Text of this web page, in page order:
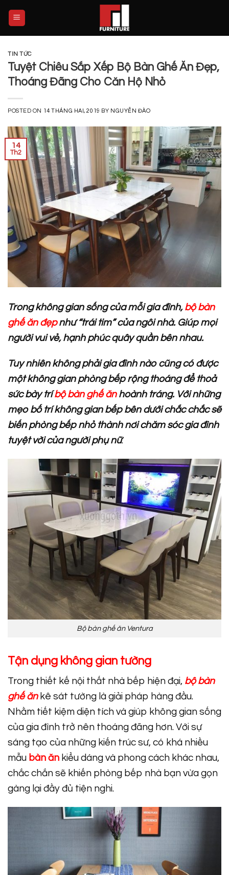
TIN TỨC
Tuyệt Chiêu Sắp Xếp Bộ Bàn Ghế Ăn Đẹp,
Thoáng Đãng Cho Căn Hộ Nhỏ
POSTED ON 14 THÁNG HAI, 2019 BY NGUYỄN ĐÀO
14
Th2
Trong không gian sống của mỗi gia đình, bộ bàn
ghế ăn đẹpnhư “trái tim” của ngôi nhà. Giúp mọi
người vui vẻ, hạnh phúc quây quần bên nhau.
Tuy nhiên không phải gia đình nào cũng có được
một không gian phòng bếp rộng thoáng để thoả
sức bày tríbộ bàn ghế ănhoành tráng. Với những
mẹo bố trí không gian bếp bên dưới chắc chắc sẽ
biến phòng bếp nhỏ thành nơi chăm sóc gia đình
tuyệt vời của người phụ nữ.
Bộ bàn ghế ăn Ventura
Tận dụng không gian tường
Trong thiết kế nội thất nhà bếp hiện đại, bộ bàn
ghế ănkê sát tường là giải pháp hàng đầu.
Nhằm tiết kiệm diện tích và giúp không gian sống
của gia đình trở nên thoáng đãng hơn. Với sự
sáng tạo của những kiến trúc sư, có khá nhiều
mẫu bàn ăn kiểu dáng và phong cách khác nhau,
chắc chắn sẽ khiến phòng bếp nhà bạn vừa gọn
gàng lại đầy đủ tiện nghi.